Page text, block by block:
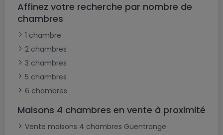
Affinez votre recherche par nombre de
chambres
1 chambre
2 chambres
3 chambres
5 chambres
6 chambres
Maisons 4 chambres en vente à proximité
Vente maisons 4 chambres Guentrange